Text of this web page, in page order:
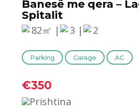
Banesë me qera –
Spitalit
82㎡ |
3 | 2
Parking Garage AC
€350
Prishtina